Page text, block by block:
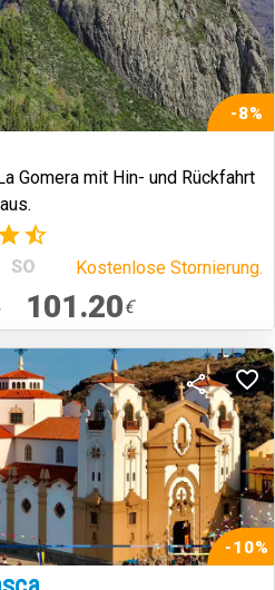
-8%
Gomera mit Hin- und Rückfahrt
(342)
SO Kostenlose Stornierung.
101.20€
-10%